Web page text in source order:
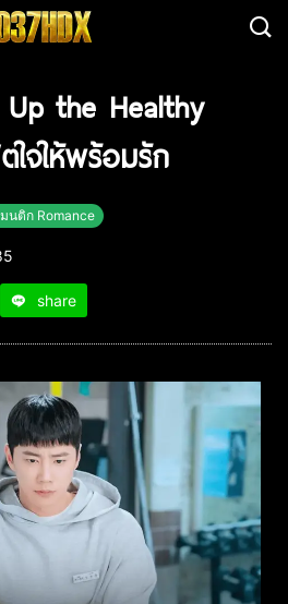
the Healthy
จให้พร้อมรัก
นติก Romance
share